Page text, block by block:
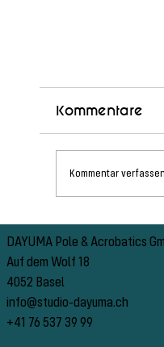
PSO
Kommentare
Kommentar
DAYUMA Pole & Acrobatics
Auf dem Wolf 18
4052 Basel
info@studio-dayuma.ch
+41 76 537 39 99